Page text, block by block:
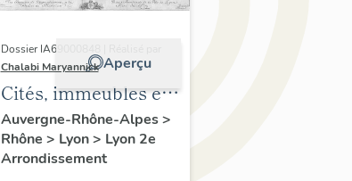
Aperçu
Dossier IA69000848 | Réalisé par
Chalabi Maryannick
Cités, immeubles et
maisons. Ensemble
de l'habitat du
Confluent
Auvergne-Rhône-Alpes>
Rhône > Lyon> Lyon 2e
Arrondissement